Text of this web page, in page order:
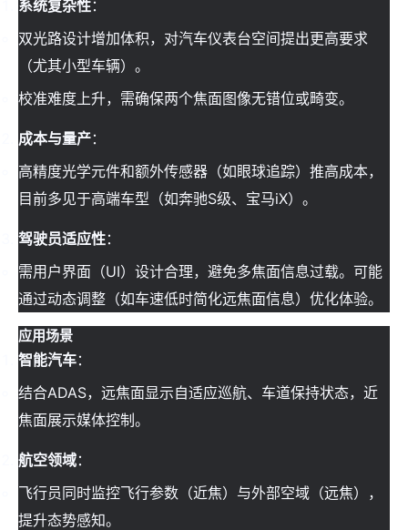
系统复杂性：
双光路设计增加体积，对汽车仪表台空间提出更高要求
（尤其小型车辆）。
校准难度上升，需确保两个焦面图像无错位或畸变。
成本与量产：
高精度光学元件和额外传感器（如眼球追踪）推高成本，
目前多见于高端车型（如奔驰S级、宝马iX）。
驾驶员适应性：
需用户界面（UI）设计合理，避免多焦面信息过载。可能
通过动态调整（如车速低时简化远焦面信息）优化体验。
应用场景
智能汽车：
结合ADAS，远焦面显示自适应巡航、车道保持状态，近
焦面展示媒体控制。
航空领域：
飞行员同时监控飞行参数（近焦）与外部空域（远焦），
提升态势感知。